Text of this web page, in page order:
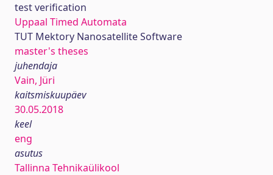
test verification
Uppaal Timed Automata
TUT Mektory Nanosatellite Software
master's theses
juhendaja
Vain, Jüri
kaitsmiskuupäev
30.05.2018
keel
eng
asutus
Tallinna Tehnikaülikool